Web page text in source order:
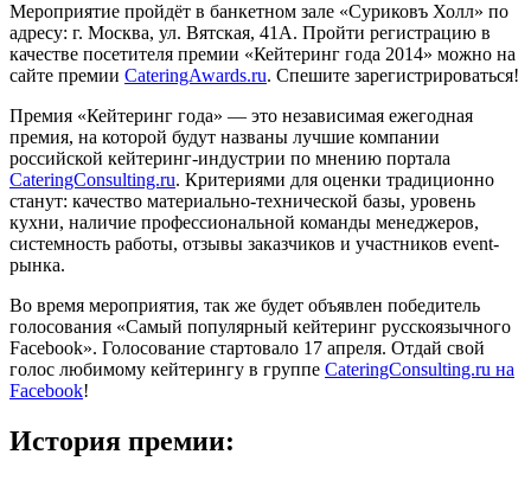
Мероприятие пройдёт в банкетном зале «Суриковъ Холл» по
адресу: г. Москва, ул. Вятская, 41А. Пройти регистрацию в
качестве посетителя премии «Кейтеринг года 2014» можно на
сайте премии CateringAwards.ru. Спешите зарегистрироваться!
Премия «Кейтеринг года» — это независимая ежегодная
премия, на которой будут названы лучшие компании
российской кейтеринг-индустрии по мнению портала
СateringConsulting.ru. Критериями для оценки традиционно
станут: качество материально-технической базы, уровень
кухни, наличие профессиональной команды менеджеров,
системность работы, отзывы заказчиков и участников event-
рынка.
Во время мероприятия, так же будет объявлен победитель
голосования «Самый популярный кейтеринг русскоязычного
Facebook». Голосование стартовало 17 апреля. Отдай свой
голос любимому кейтерингу в группе CateringConsulting.ru на
Facebook!
История премии: